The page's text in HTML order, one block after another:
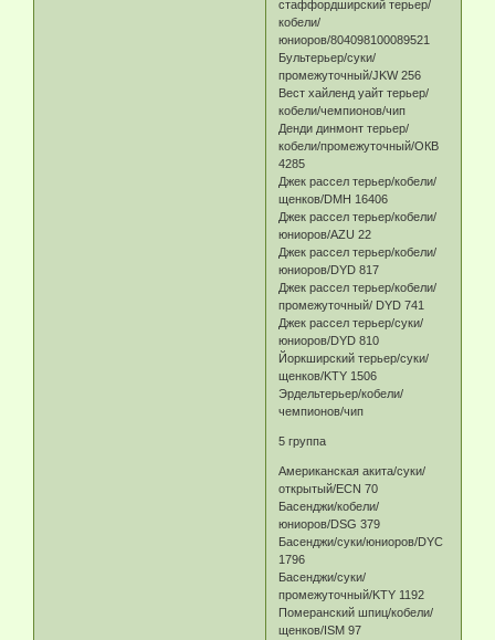
стаффордширский терьер/
кобели/
юниоров/804098100089521
Бультерьер/суки/
промежуточный/JKW 256
Вест хайленд уайт терьер/
кобели/чемпионов/чип
Денди динмонт терьер/
кобели/промежуточный/ОКВ
4285
Джек рассел терьер/кобели/
щенков/DMH 16406
Джек рассел терьер/кобели/
юниоров/AZU 22
Джек рассел терьер/кобели/
юниоров/DYD 817
Джек рассел терьер/кобели/
промежуточный/ DYD 741
Джек рассел терьер/суки/
юниоров/DYD 810
Йоркширский терьер/суки/
щенков/KTY 1506
Эрдельтерьер/кобели/
чемпионов/чип
5 группа
Американская акита/суки/
открытый/ECN 70
Басенджи/кобели/
юниоров/DSG 379
Басенджи/суки/юниоров/DYC
1796
Басенджи/суки/
промежуточный/KTY 1192
Померанский шпиц/кобели/
щенков/ISM 97